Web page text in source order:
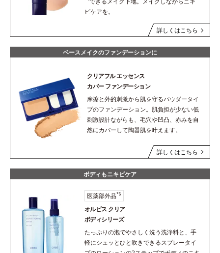
ビケアを。
詳しくはこちら
ベースメイクのファンデーションに
クリアフル エッセンス
カバー ファンデーション
摩擦と外的刺激から肌を守るパウダータイ
プのファンデーション。肌負担が少ない低
刺激設計ながらも、毛穴や凹凸、赤みを自
然にカバーして陶器肌を叶えます。
詳しくはこちら
ボディもニキビケア
医薬部外品*6
オルビス クリア
ボディシリーズ
たっぷりの泡でやさしく洗う洗浄料と、手
軽にシュッとひと吹きできるスプレータイ